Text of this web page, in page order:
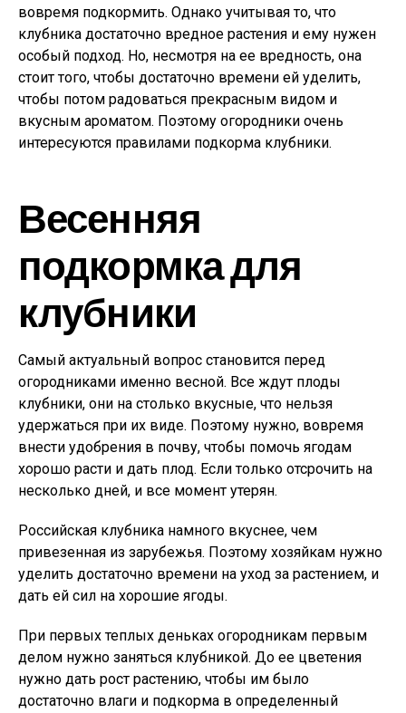
вовремя подкормить. Однако учитывая то, что
клубника достаточно вредное растения и ему нужен
особый подход. Но, несмотря на ее вредность, она
стоит того, чтобы достаточно времени ей уделить,
чтобы потом радоваться прекрасным видом и
вкусным ароматом. Поэтому огородники очень
интересуются правилами подкорма клубники.
Весенняя
подкормка для
клубники
Самый актуальный вопрос становится перед
огородниками именно весной. Все ждут плоды
клубники, они на столько вкусные, что нельзя
удержаться при их виде. Поэтому нужно, вовремя
внести удобрения в почву, чтобы помочь ягодам
хорошо расти и дать плод. Если только отсрочить на
несколько дней, и все момент утерян.
Российская клубника намного вкуснее, чем
привезенная из зарубежья. Поэтому хозяйкам нужно
уделить достаточно времени на уход за растением, и
дать ей сил на хорошие ягоды.
При первых теплых деньках огородникам первым
делом нужно заняться клубникой. До ее цветения
нужно дать рост растению, чтобы им было
достаточно влаги и подкорма в определенный